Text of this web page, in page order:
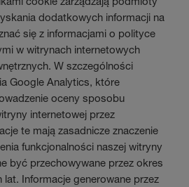
dodatkowych informacji na
się z informacjami o polityce
w witrynach internetowych
W szczególności
Google Analytics, które
oceny sposobu
internetowej przez
te mają zasadnicze znaczenie
funkcjonalności naszej witryny
być przechowywane przez okres
Informacje generowane przez